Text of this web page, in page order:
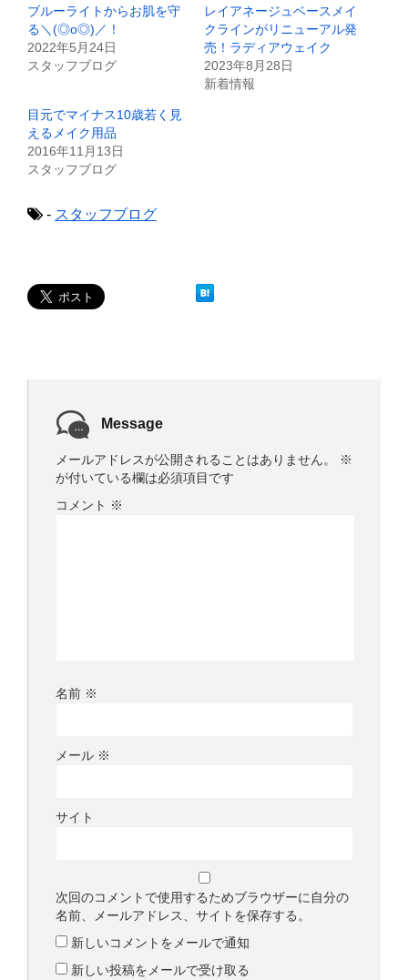
r
で
共
有
(
新
ウ
ィ
ン
ド
ウ
で
開
す
る
に
は
ク
リ
ッ
て
く
だ
さ
い
(
ウ
開
き
ま
ブルーライトからお肌を守
る＼(◎o◎)／！
2022年5月24日
スタッフブログ
レイアネージュベースメイ
クラインがリニューアル発
売！ラディアウェイク
2023年8月28日
新着情報
目元でマイナス10歳若く見
えるメイク用品
2016年11月13日
スタッフブログ
- スタッフブログ
Message
メールアドレスが公開されることはありません。
※
が付いている欄は必須項目です
コメント ※
名前 ※
メール ※
サイト
次回のコメントで使用するためブラウザーに自分の
名前、メールアドレス、サイトを保存する。
新しいコメントをメールで通知
新しい投稿をメールで受け取る